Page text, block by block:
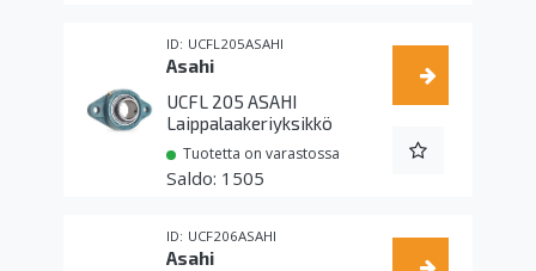
UCFL205ASAHI
Asahi
UCFL 205 ASAHI
Laippalaakeriyksikkö
Tuotetta on varastossa
1505
UCF206ASAHI
Asahi